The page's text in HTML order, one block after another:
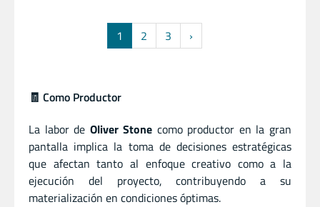
1 2 3 ›
🧾 Como Productor
La labor de Oliver Stone como productor en la gran
pantalla implica la toma de decisiones estratégicas
que afectan tanto al enfoque creativo como a la
ejecución del proyecto, contribuyendo a su
materialización en condiciones óptimas.